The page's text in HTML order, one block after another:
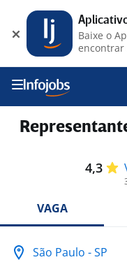
4,3
VAGA
São Paulo - SP
Baixe o
encontrar